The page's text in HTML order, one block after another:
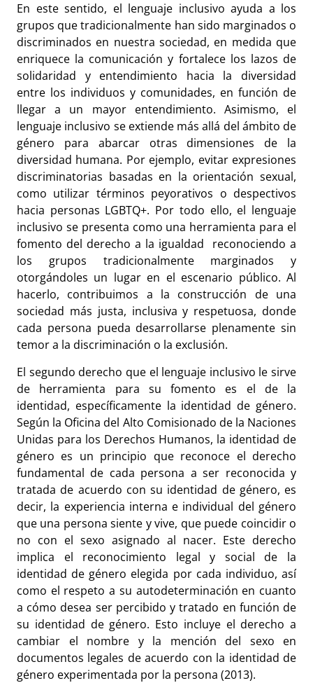
En este sentido, el lenguaje inclusivo ayuda a los
grupos que tradicionalmente han sido marginados o
discriminados en nuestra sociedad, en medida que
enriquece la comunicación y fortalece los lazos de
solidaridad y entendimiento hacia la diversidad
entre los individuos y comunidades, en función de
llegar a un mayor entendimiento. Asimismo, el
lenguaje inclusivo se extiende más allá del ámbito de
género para abarcar otras dimensiones de la
diversidad humana. Por ejemplo, evitar expresiones
discriminatorias basadas en la orientación sexual,
como utilizar términos peyorativos o despectivos
hacia personas LGBTQ+. Por todo ello, el lenguaje
inclusivo se presenta como una herramienta para el
fomento del derecho a la igualdad reconociendo a
los grupos tradicionalmente marginados y
otorgándoles un lugar en el escenario público. Al
hacerlo, contribuimos a la construcción de una
sociedad más justa, inclusiva y respetuosa, donde
cada persona pueda desarrollarse plenamente sin
temor a la discriminación o la exclusión.
El segundo derecho que el lenguaje inclusivo le sirve
de herramienta para su fomento es el de la
identidad, específicamente la identidad de género.
Según la Oficina del Alto Comisionado de la Naciones
Unidas para los Derechos Humanos, la identidad de
género es un principio que reconoce el derecho
fundamental de cada persona a ser reconocida y
tratada de acuerdo con su identidad de género, es
decir, la experiencia interna e individual del género
que una persona siente y vive, que puede coincidir o
no con el sexo asignado al nacer. Este derecho
implica el reconocimiento legal y social de la
identidad de género elegida por cada individuo, así
como el respeto a su autodeterminación en cuanto
a cómo desea ser percibido y tratado en función de
su identidad de género. Esto incluye el derecho a
cambiar el nombre y la mención del sexo en
documentos legales de acuerdo con la identidad de
género experimentada por la persona (2013).